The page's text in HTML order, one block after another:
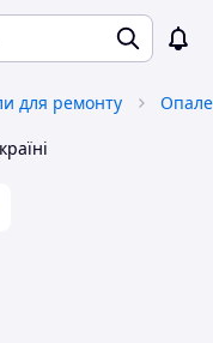
для ремонту